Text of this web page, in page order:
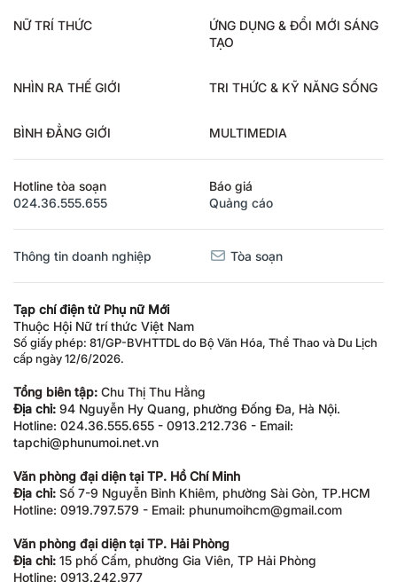
NỮ TRÍ THỨC
ỨNG DỤNG & ĐỔI MỚI SÁNG
TẠO
NHÌN RA THẾ GIỚI TRI THỨC & KỸ NĂNG SỐNG
BÌNH ĐẲNG GIỚI MULTIMEDIA
Hotline tòa soạn
024.36.555.655
Báo giá
Quảng cáo
Thông tin doanh nghiệp Tòa soạn
Tạp chí điện tử Phụ nữ Mới
Thuộc Hội Nữ trí thức Việt Nam
Số giấy phép: 81/GP-BVHTTDL do Bộ Văn Hóa, Thể Thao và Du Lịch
cấp ngày 12/6/2026.
Tổng biên tập: Chu Thị Thu Hằng
Địa chỉ: 94 Nguyễn Hy Quang, phường Đống Đa, Hà Nội.
Hotline: 024.36.555.655 - 0913.212.736 - Email:
tapchi@phunumoi.net.vn
Văn phòng đại diện tại TP. Hồ Chí Minh
Địa chỉ: Số 7-9 Nguyễn Bỉnh Khiêm, phường Sài Gòn, TP.HCM
Hotline: 0919.797.579 - Email: phunumoihcm@gmail.com
Văn phòng đại diện tại TP. Hải Phòng
Địa chỉ: 15 phố Cấm, phường Gia Viên, TP Hải Phòng
Hotline: 0913.242.977